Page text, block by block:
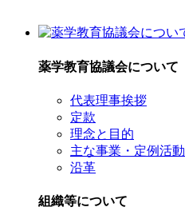
薬学教育協議会について
代表理事挨拶
定款
理念と目的
主な事業・定例活動
沿革
組織等について